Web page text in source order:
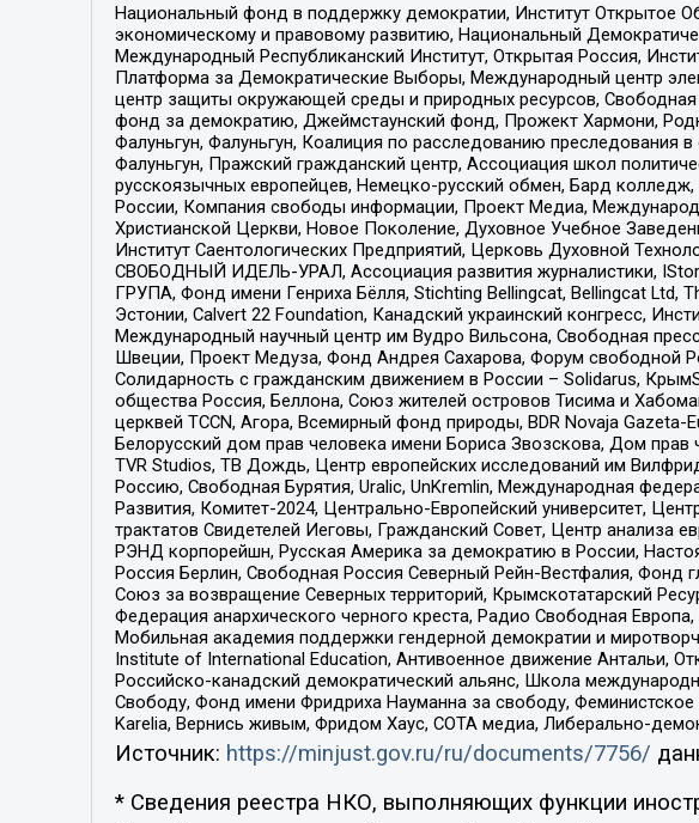
Национальный фонд в поддержку демократии, Институт Открытое
экономическому и правовому развитию, Национальный
Международный Республиканский Институт, Открытая Россия,
Платформа за Демократические Выборы, Международный центр
центр защиты окружающей среды и природных ресурсов, Свободная
фонд за демократию, Джеймстаунский фонд, Прожект Хармони,
Фалуньгун, Фалуньгун, Коалиция по расследованию преследования
Фалуньгун, Пражский гражданский центр, Ассоциация школ
русскоязычных европейцев, Немецко-русский обмен, Бард
России, Компания свободы информации, Проект Медиа,
Христианской Церкви, Новое Поколение, Духовное Учебное
Институт Саентологических Предприятий, Церковь Духовной
СВОБОДНЫЙ ИДЕЛЬ-УРАЛ, Ассоциация развития журналистики,
ГРУПА, Фонд имени Генриха Бёлля, Stichting Bellingcat, Bellingcat Ltd,
Эстонии, Calvert 22 Foundation, Канадский украинский конгресс,
Международный научный центр им Вудро Вильсона, Свободная
Швеции, Проект Медуза, Фонд Андрея Сахарова, Форум свободной
Солидарность с гражданским движением в России – Solidarus,
общества Россия, Беллона, Союз жителей островов Тисима и
церквей TCCN, Агора, Всемирный фонд природы, BDR Novaja
Белорусский дом прав человека имени Бориса Звозскова, Дом
TVR Studios, ТВ Дождь, Центр европейских исследований им
Россию, Свободная Бурятия, Uralic, UnKremlin, Международная
Развития, Комитет-2024, Центрально-Европейский университет,
трактатов Свидетелей Иеговы, Гражданский Совет, Центр анализа
РЭНД корпорейшн, Русская Америка за демократию в России,
Россия Берлин, Свободная Россия Северный Рейн-Вестфалия, Фонд
Союз за возвращение Северных территорий, Крымскотатарский
Федерация анархического черного креста, Радио Свободная
Мобильная академия поддержки гендерной демократии и
Institute of International Education, Антивоенное движение Антальи,
Российско-канадский демократический альянс, Школа
Свободу, Фонд имени Фридриха Науманна за свободу,
Karelia, Вернись живым, Фридом Хаус, СОТА медиа, Либерально-
Источник: https://minjust.gov.ru/ru/documents/7756/
* Сведения реестра НКО, выполняющих функции